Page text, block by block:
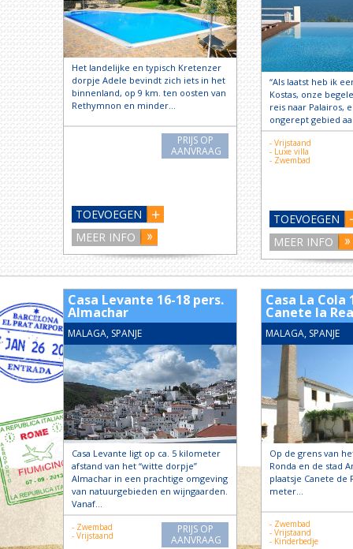
Het landelijke en typisch Kretenzer
dorpje Adele bevindt zich iets in het
binnenland, op 9 km. ten oosten van
Rethymnon en minder…
PRIJS OP
AANVRAAG
TOEVOEGEN
MEER INFO
“Als laatst heb ik
Kostas, onze
reis naar Palairos,
ongerept gebied
- Vrijstaand
- Luxe villa
- Zwembad
TOEVOEGEN
MEER INFO
Casa Levante 16-18 pers.
Almachar
MALAGA, SPANJE
Casa Levante ligt op ca. 5 kilometer
afstand van het “witte dorpje”
Almachar in een prachtige omgeving
van natuurgebieden en wijngaarden.
Vanaf…
- Zwembad
- Vrijstaand
PRIJS OP
AANVRAAG
Casa La Cola
Canete la
MALAGA, SPANJE
Op de grens van
Ronda en de stad
plaatsje Canete de
meter…
- Zwembad
- Vrijstaand
- Kinderbedje